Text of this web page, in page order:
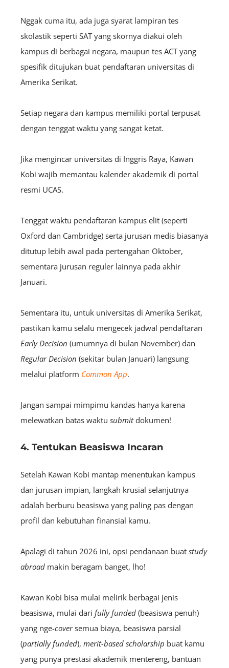
Nggak cuma itu, ada juga syarat lampiran tes
skolastik seperti SAT yang skornya diakui oleh
kampus di berbagai negara, maupun tes ACT yang
spesifik ditujukan buat pendaftaran universitas di
Amerika Serikat.
Setiap negara dan kampus memiliki portal terpusat
dengan tenggat waktu yang sangat ketat.
Jika mengincar universitas di Inggris Raya, Kawan
Kobi wajib memantau kalender akademik di portal
resmi UCAS.
Tenggat waktu pendaftaran kampus elit (seperti
Oxford dan Cambridge) serta jurusan medis biasanya
ditutup lebih awal pada pertengahan Oktober,
sementara jurusan reguler lainnya pada akhir
Januari.
Sementara itu, untuk universitas di Amerika Serikat,
pastikan kamu selalu mengecek jadwal pendaftaran
Early Decision (umumnya di bulan November) dan
Regular Decision (sekitar bulan Januari) langsung
melalui platform Common App.
Jangan sampai mimpimu kandas hanya karena
melewatkan batas waktu submitdokumen!
4. Tentukan Beasiswa Incaran
Setelah Kawan Kobi mantap menentukan kampus
dan jurusan impian, langkah krusial selanjutnya
adalah berburu beasiswa yang paling pas dengan
profil dan kebutuhan finansial kamu.
Apalagi di tahun 2026 ini, opsi pendanaan buat study
abroad makin beragam banget, lho!
Kawan Kobi bisa mulai melirik berbagai jenis
beasiswa, mulai dari fully funded (beasiswa penuh)
yang nge-coversemua biaya, beasiswa parsial
(partially funded), merit-based scholarship buat kamu
yang punya prestasi akademik mentereng, bantuan